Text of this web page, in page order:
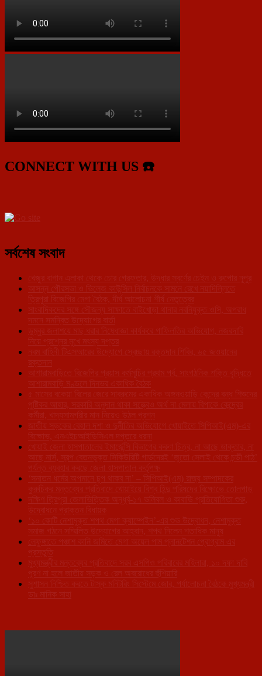
CONNECT WITH US ☎️
সর্বশেষ সংবাদ
খেজুর বাগান এলাকা থেকে চোর গ্রেফতার, উদ্ধার স্বর্ণের চেইন ও রুপোর নূপুর
আসন্ন পৌরসভা ও ভিলেজ কাউন্সিল নির্বাচনকে সামনে রেখে নয়াদিল্লিতে
ত্রিপুরা বিজেপির মেগা বৈঠক, দীর্ঘ আলোচনা শীর্ষ নেতৃত্বের
সাংবাদিকদের সঙ্গে সৌজন্য সাক্ষাতে বাইখোড়া থানার নবনিযুক্ত ওসি, অপরাধ
দমনে সমন্বিত উদ্যোগের বার্তা
ডুম্বুর জলাশয়ে মাছ ধরার নিষেধাজ্ঞা কার্যকরে গাফিলতির অভিযোগ, নজরদারি
নিয়ে প্রশ্নের মুখে মৎস্য দপ্তর
নবম বাহিনী টিএসআরের উদ্যোগে স্বেচ্ছায় রক্তদান শিবির, ৬৫ জওয়ানের
রক্তদান
আশারামবাড়িতে বিজেপির প্রয়াস কর্মসূচির প্রথম পর্ব, সাংগঠনিক শক্তি বৃদ্ধিতে
আশারামবাড়ি মণ্ডলে দিনভর একাধিক বৈঠক
৫ মাসের বকেয়া বিলের জেরে সাব্রুমের একাধিক অঙ্গনওয়াড়ি কেন্দ্রে বন্ধ শিশুদের
পুষ্টিকর আহার, সরকারি অনুদান থাকা সত্ত্বেও অর্থ না মেলায় বিপাকে কেন্দ্রের
কর্মীরা, খাদ্যসামগ্রীর মান নিয়েও উঠল প্রশ্ন
জাতীয় সড়কের বেহাল দশা ও দুর্নীতির অভিযোগে খোয়াইতে সিপিআই(এম)-এর
বিক্ষোভ, এনএইচআইডিসিএল দপ্তরে ধরনা
খোয়াই জেলা হাসপাতালের ইমার্জেন্সি বিভাগের করুণ চিত্র, না আছে ডাক্তার, না
আছে নার্স, স্বল্প বেতনভূক্ত সিকিউরিটি গার্ডদেরই ‘জুতো সেলাই থেকে চন্ডী পাঠ’
পর্যন্ত ব্যবহার করছে জেলা হাসপাতাল কর্তৃপক্ষ
‘সনাতন ধর্মের অপমানে চুপ থাকব না’ – সিপিআই(এম) রাজ্য সম্পাদকের
কুরুচিকর মন্তব্যের প্রতিবাদে খোয়াইয়ে বিশ্ব হিন্দু পরিষদের বিক্ষোভে তোলপাড়
দক্ষিণ ত্রিপুরা জেলাভিত্তিক অনূর্ধ্ব-১৭ ভলিবল ও কাবাডি প্রতিযোগিতা শুরু,
উদ্বোধনে প্রাক্তন বিধায়ক
‘১০ কোটি নেশামুক্ত শপথ মেগা ক্যাম্পেইন’-এর শুভ উদ্বোধন, নেশামুক্ত
সমাজ গঠনে সম্মিলিত উদ্যোগের আহ্বান, শপথ নিলেন শতাধিক মানুষ
লেফুঙ্গাতে পঞ্চাশ কানি জমিতে মেগা অয়েল পাম প্লানটেশন প্রোগ্রাম এর
প্রস্তুতি
মুখ্যমন্ত্রীর মন্তব্যের প্রতিবাদে সরব এসপিও পরিবারের মহিলারা, ১০ দফা দাবি
পূরণ না হলে জাতীয় সড়ক ও রেল অবরোধের হুঁশিয়ারি
সুশাসন নিশ্চিত করতে টাস্ক মনিটরিং সিস্টেমে জোর, পর্যালোচনা বৈঠকে মুখ্যমন্ত্রী
ডাঃ মানিক সাহা